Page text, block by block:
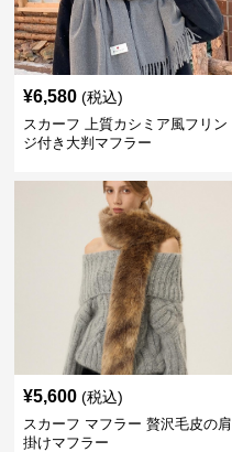
¥6,580 (税込)
スカーフ 上質カシミア風フリン
ジ付き大判マフラー
¥5,600 (税込)
スカーフ マフラー 贅沢毛皮の肩
掛けマフラー